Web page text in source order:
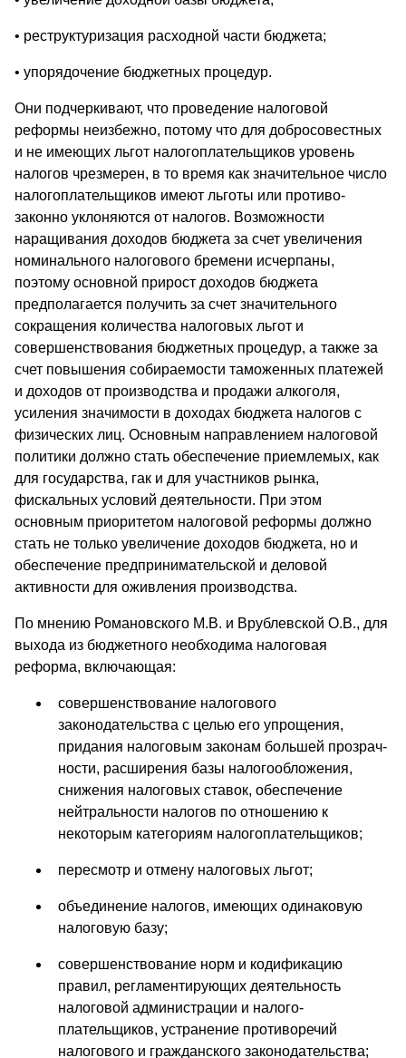
• реструктуризация расходной части бюджета;
• упорядочение бюджетных процедур.
Они подчеркивают, что проведение налоговой
реформы неизбежно, потому что для добросовестных
и не имеющих льгот налогоплательщиков уровень
налогов чрезмерен, в то время как значи­тельное число
налогоплательщиков имеют льготы или противо­
законно уклоняются от налогов. Возможности
наращивания доходов бюджета за счет увеличения
номинального налогового бремени исчерпаны,
поэтому основной прирост доходов бюджета
предполагается получить за счет значительного
сокращения количества налоговых льгот и
совершенствования бюджетных процедур, а также за
счет повышения собираемости таможен­ных платежей
и доходов от производства и продажи алкоголя,
усиления значимости в доходах бюджета налогов с
физических лиц. Основным направлением налоговой
политики должно стать обеспечение приемлемых, как
для государства, гак и для участников рынка,
фискальных условий деятельности. При этом
основным приоритетом налоговой реформы должно
стать не только увеличение доходов бюджета, но и
обеспечение предпринимательской и деловой
активности для оживления производства.
По мнению Романовского М.В. и Врублевской О.В., для
выхода из бюджетного необходима налоговая
реформа, включающая:
совершенствование налогового
законодательства с целью его упрощения,
придания налоговым законам большей прозрач­
ности, расширения базы налогообложения,
снижения нало­говых ставок, обеспечение
нейтральности налогов по отно­шению к
некоторым категориям налогоплательщиков;
пересмотр и отмену налоговых льгот;
объединение налогов, имеющих одинаковую
налоговую базу;
совершенствование норм и кодификацию
правил, регламен­тирующих деятельность
налоговой администрации и налого­
плательщиков, устранение противоречий
налогового и граж­данского законодательства;